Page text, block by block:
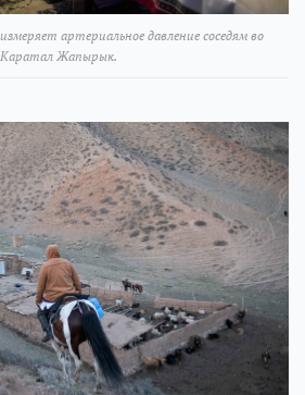
артериальное давление соседям во
Каратал Жапырык.